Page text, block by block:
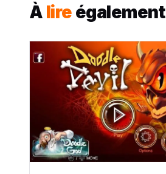
À lire également